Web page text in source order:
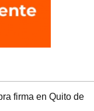
firma en Quito de